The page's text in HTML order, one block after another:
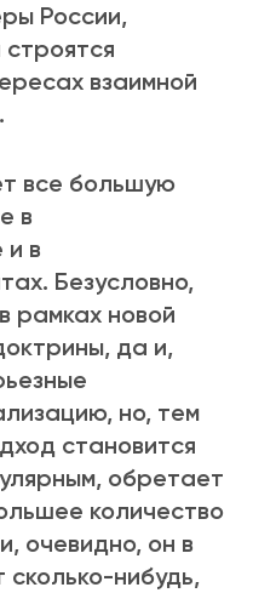
России,
взаимной
все большую
в
и в
Безусловно,
рамках новой
да и,
но, тем
становится
обретает
количество
очевидно, он в
сколько-нибудь,